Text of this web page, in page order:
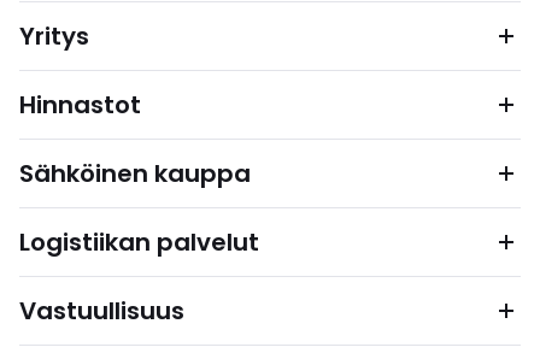
Yritys
Hinnastot
Sähköinen kauppa
Logistiikan palvelut
Vastuullisuus